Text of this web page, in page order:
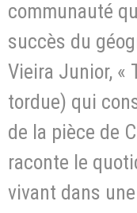
communauté
succès du
Vieira Junior, «
tordue) qui
de la pièce de
raconte le
vivant dans